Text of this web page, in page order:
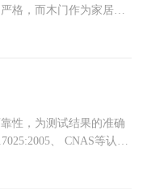
格，而木门作为家居生
被放入环境气候舱进行
性，为测试结果的准确
、 CNAS等认可
理也提出了要求。本课